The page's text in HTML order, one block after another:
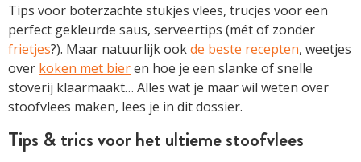
Tips voor boterzachte stukjes vlees, trucjes voor een
perfect gekleurde saus, serveertips (mét of zonder
frietjes?). Maar natuurlijk ookde beste recepten, weetjes
over koken met bieren hoe je een slanke of snelle
stoverij klaarmaakt… Alles wat je maar wil weten over
stoofvlees maken, lees je in dit dossier.
Tips & trics voor het ultieme stoofvlees